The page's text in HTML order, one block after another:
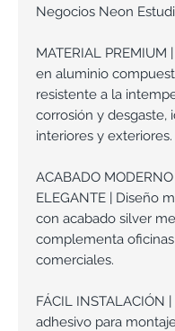
Negocios Neon
MATERIAL PREMIUM
en aluminio
resistente a la
corrosión y desgaste,
interiores y exteriores.
ACABADO MODERNO
ELEGANTE | Diseño
con acabado silver
complementa
comerciales.
FÁCIL INSTALACIÓN
adhesivo para